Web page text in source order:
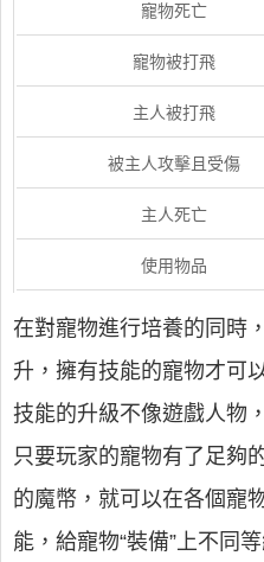
寵物死亡
寵物被打飛
主人被打飛
被主人攻擊且受傷
主人死亡
使用物品
在對寵物進行培養的同時
升，擁有技能的寵物才可
技能的升級不像遊戲人物
只要玩家的寵物有了足夠
的魔幣，就可以在各個寵
能，給寵物“裝備”上不同